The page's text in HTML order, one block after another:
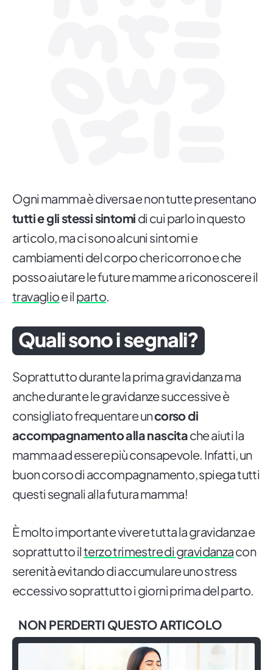
Ogni mamma è diversa e non tutte presentano
tutti e gli stessi sintomi di cui parlo in questo
articolo, ma ci sono alcuni sintomi e
cambiamenti del corpo che ricorrono e che
posso aiutare le future mamme a riconoscere il
travaglioe il parto.
Quali sono i segnali?
Soprattutto durante la prima gravidanza ma
anche durante le gravidanze successive è
consigliato frequentare uncorso di
accompagnamento alla nascitache aiuti la
mamma ad essere più consapevole. Infatti, un
buon corso di accompagnamento, spiega tutti
questi segnali alla futura mamma!
È molto importante vivere tutta la gravidanza e
soprattutto ilterzo trimestre di gravidanzacon
serenità evitando di accumulare uno stress
eccessivo soprattutto i giorni prima del parto.
NON PERDERTI QUESTO ARTICOLO